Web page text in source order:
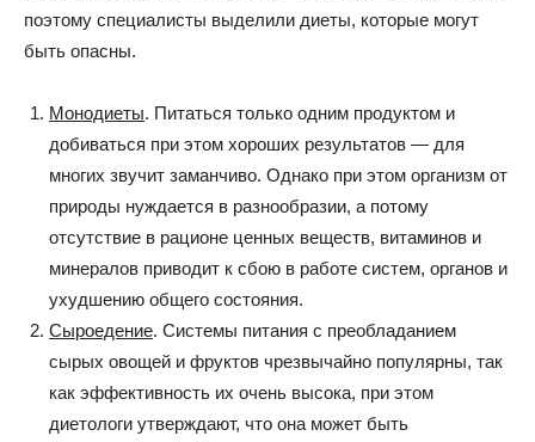
поэтому специалисты выделили диеты, которые могут
быть опасны.
Монодиеты. Питаться только одним продуктом и
добиваться при этом хороших результатов ― для
многих звучит заманчиво. Однако при этом организм от
природы нуждается в разнообразии, а потому
отсутствие в рационе ценных веществ, витаминов и
минералов приводит к сбою в работе систем, органов и
ухудшению общего состояния.
Сыроедение. Системы питания с преобладанием
сырых овощей и фруктов чрезвычайно популярны, так
как эффективность их очень высока, при этом
диетологи утверждают, что она может быть